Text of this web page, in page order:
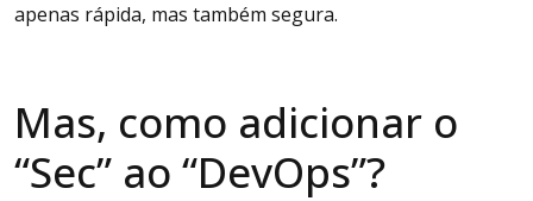
apenas rápida, mas também segura.
Mas, como adicionar o
“Sec” ao “DevOps”?